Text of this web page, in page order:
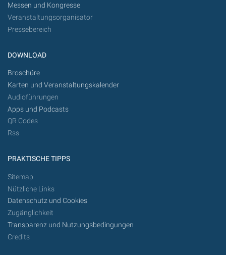
Messen und Kongresse
Veranstaltungsorganisator
Pressebereich
DOWNLOAD
Broschüre
Karten und Veranstaltungskalender
Audioführungen
Apps und Podcasts
QR Codes
Rss
PRAKTISCHE TIPPS
Sitemap
Nützliche Links
Datenschutz und Cookies
Zugänglichkeit
Transparenz und Nutzungsbedingungen
Credits